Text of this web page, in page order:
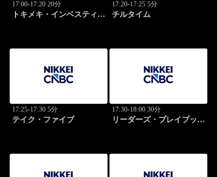
17:00-17:20 20分
トキメキ・インベスティン
17:20-17:25 5分
チルタイム
17:25-17:30 5分
テイク・ファイブ
17:30-18:00 30分
リーダーズ・プレイブック